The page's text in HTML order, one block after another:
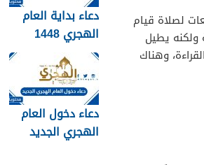
لصلاة قيام
ولكنه يطيل
وهناك
دعاء بداية العام
الهجري 1448
مكتوب وبالصور
2026
دعاء دخول العام
الهجري الجديد